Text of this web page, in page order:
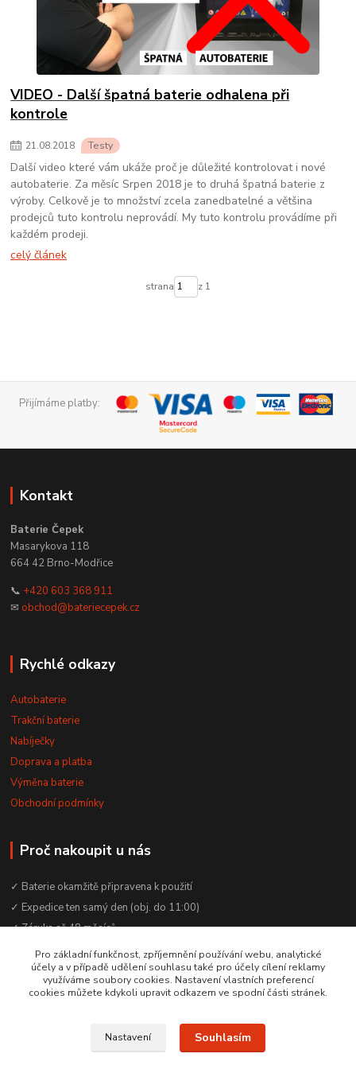
VIDEO - Další špatná baterie odhalena při
kontrole
21.08.2018 Testy
Další video které vám ukáže proč je důležité kontrolovat i nové
autobaterie. Za měsíc Srpen 2018 je to druhá špatná baterie z
výroby. Celkově je to množství zcela zanedbatelné a většina
prodejců tuto kontrolu neprovádí. My tuto kontrolu provádíme při
každém prodeji.
celý článek
strana z 1
Přijímáme platby:
Kontakt
Baterie Čepek
Masarykova 118
664 42 Brno-Modřice
📞 +420 603 368 911
✉ obchod@bateriecepek.cz
Rychlé odkazy
Autobaterie
Trakční baterie
Nabíječky
Doprava a platba
Výměna baterie
Obchodní podmínky
Proč nakoupit u nás
✓ Baterie okamžitě připravena k použití
✓ Expedice ten samý den (obj. do 11:00)
✓ Záruka až 48 měsíců
✓ Odborné poradenství zdarma
✓ Česká rodinná firma od 2012
✓ YouTube kanál s návody a testy baterií
Pro základní funkčnost, zpříjemnění používání webu, analytické
účely a v případě udělení souhlasu také pro účely cílení reklamy
využíváme soubory cookies. Nastavení vlastních preferencí
cookies můžete kdykoli upravit odkazem ve spodní části stránek.
Nastavení Souhlasím